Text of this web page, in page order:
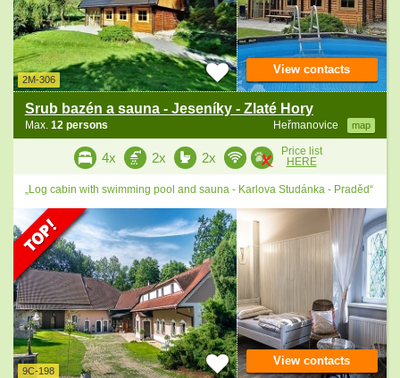
2M-306
Srub bazén a sauna - Jeseníky - Zlaté Hory
Heřmanovice map
Max. 12 persons
View contacts
4x 2x 2x
Price list
HERE
„Log cabin with swimming pool and sauna - Karlova Studánka - Praděd“
9C-198
View contacts